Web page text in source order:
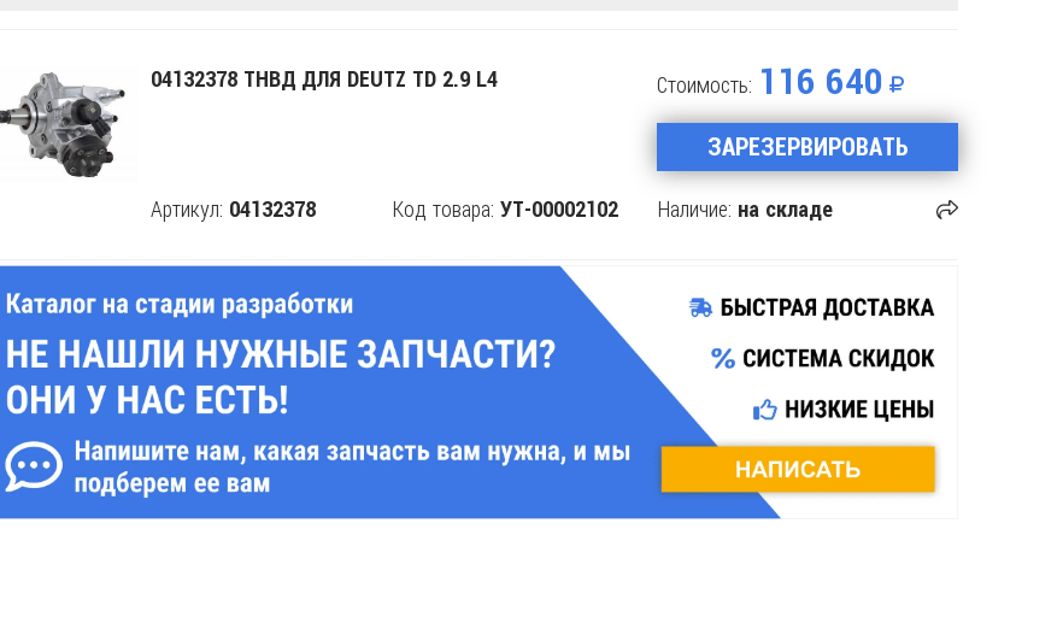
04132378 ТНВД ДЛЯ DEUTZ TD 2.9 L4
Артикул: 04132378 Код товара: УТ-00002102
Стоимость: 116 640
ЗАРЕЗЕРВИРОВАТЬ
Наличие: на складе
Поделится